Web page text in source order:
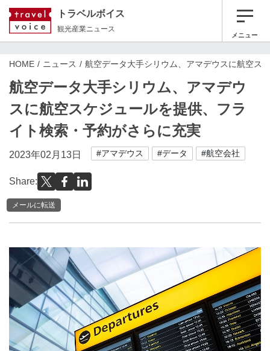
トラベルボイス
観光産業ニュース
メニュー
HOME ニュース 航空データ大手シリウム、アマデウスに航空ス
航空データ大手シリウム、アマデウ
スに航空スケジュールを提供、フラ
イト検索・予約がさらに充実
2023年02月13日 #アマデウス #データ #航空会社
Share:
メールに転送